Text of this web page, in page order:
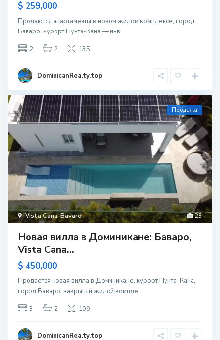
$ 259,000
Продаются апартаменты в новом жилом комплексе, город
Баваро, курорт Пунта-Кана — инв ...
2
2 135
DominicanRealty.top
23
Vista Cana,Bavaro
Продажа
Новая вилла в Доминикане: Баваро,
Vista Cana...
$ 450,000
Продается новая вилла в Доминикане, курорт Пунта-Кана,
город Баваро, закрытый жилой компле ...
3
2 109
DominicanRealty.top